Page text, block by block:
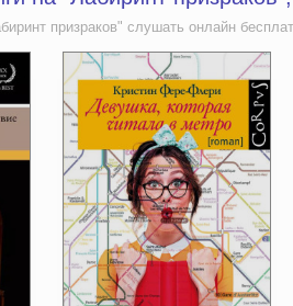
призраков" слушать онлайн